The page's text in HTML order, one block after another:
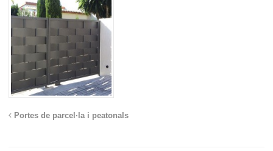
Portes de parcel·la i peatonals